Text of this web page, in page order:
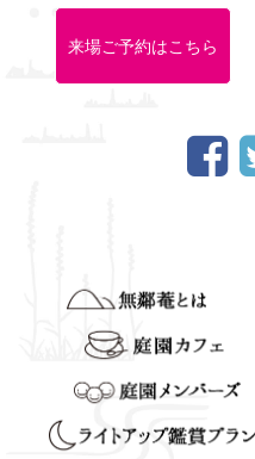
来場ご予約はこちら